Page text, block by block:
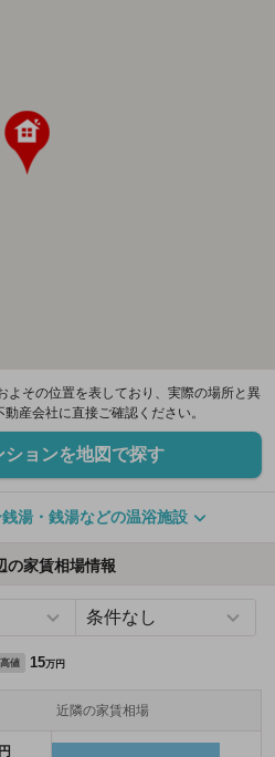
その位置を表しており、実際の場所と異
産会社に直接ご確認ください。
ションを地図で探す
湯・銭湯などの温浴施設
の家賃相場情報
値 15万円
近隣の家賃相場